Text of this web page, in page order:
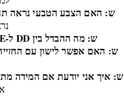
ש: האם הצבע הטבעי נראה
ש: מה ההבדל בין DD ל-E?
ש: האם אפשר לישון עם
ש: איך אני יודעת אם המידה